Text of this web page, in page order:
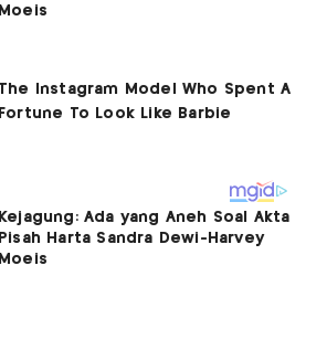
Moeis
Kejagung: Ada yang Aneh Soal Akta
Pisah Harta Sandra Dewi-Harvey
Moeis